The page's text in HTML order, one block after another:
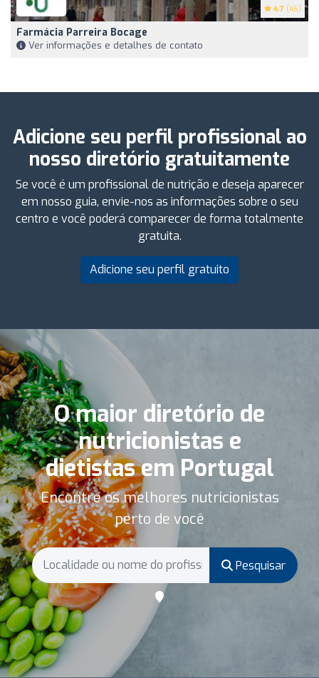
4.7 (46)
Farmácia Parreira Bocage
Ver informações e detalhes de contato
Adicione seu perfil profissional ao
nosso diretório gratuitamente
Se você é um profissional de nutrição e deseja aparecer
em nosso guia, envie-nos as informações sobre o seu
centro e você poderá comparecer de forma totalmente
gratuita.
Adicione seu perfil gratuito
O maior diretório de
nutricionistas e
dietistas em Portugal
Encontre os melhores nutricionistas
perto de você
Pesquisar